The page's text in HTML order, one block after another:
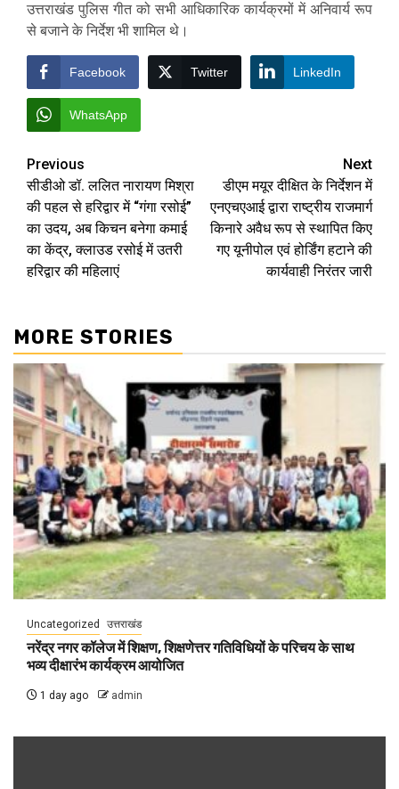
उत्तराखंड पुलिस गीत को सभी आधिकारिक कार्यक्रमों में अनिवार्य रूप
से बजाने के निर्देश भी शामिल थे।
Facebook Twitter LinkedIn
WhatsApp
Post
navigation
Previous
सीडीओ डॉ. ललित नारायण मिश्रा
की पहल से हरिद्वार में “गंगा रसोई”
का उदय, अब किचन बनेगा कमाई
का केंद्र, क्लाउड रसोई में उतरी
हरिद्वार की महिलाएं
Next
डीएम मयूर दीक्षित के निर्देशन में
एनएचएआई द्वारा राष्ट्रीय राजमार्ग
किनारे अवैध रूप से स्थापित किए
गए यूनीपोल एवं होर्डिंग हटाने की
कार्यवाही निरंतर जारी
MORE STORIES
Uncategorized उत्तराखंड
नरेंद्र नगर कॉलेज में शिक्षण, शिक्षणेत्तर गतिविधियों के परिचय के साथ
भव्य दीक्षारंभ कार्यक्रम आयोजित
1 day ago admin